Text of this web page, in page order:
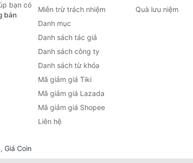
bạn có
bán
Miễn trừ trách nhiệm
Danh mục
Danh sách tác giả
Danh sách công ty
Danh sách từ khóa
Mã giảm giá Tiki
Mã giảm giá Lazada
Mã giảm giá Shopee
Liên hệ
Quà lưu niệm
, Giá Coin